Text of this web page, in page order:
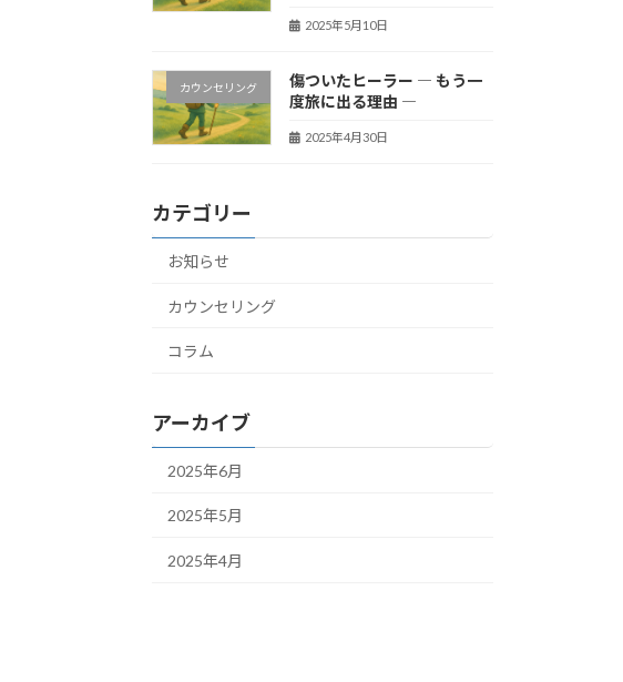
2025年5月10日
カウンセリング
傷ついたヒーラー ― もう一
度旅に出る理由 ―
2025年4月30日
カテゴリー
お知らせ
カウンセリング
コラム
アーカイブ
2025年6月
2025年5月
2025年4月